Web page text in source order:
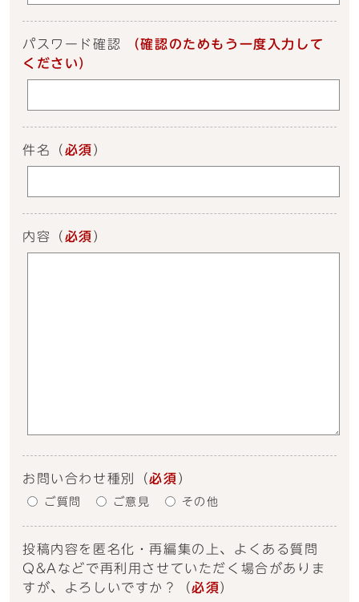
パスワード確認
（確認のためもう一度入力して
ください）
件名 （ 必須 ）
内容 （ 必須 ）
お問い合わせ種別 （必須 ）
ご質問 ご意見 その他
投稿内容を匿名化・再編集の上、よくある質問
Q&Aなどで再利用させていただく場合がありま
すが、よろしいですか？
（必須 ）